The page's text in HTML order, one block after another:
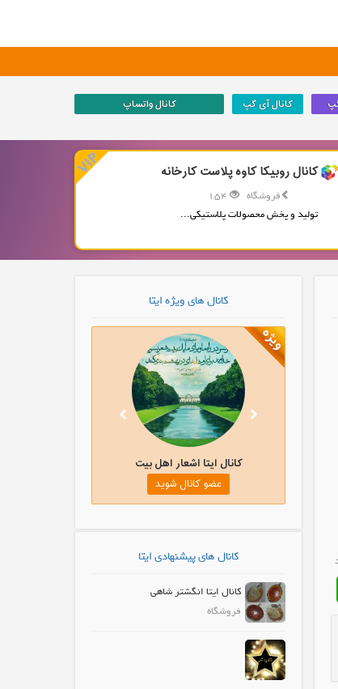
کانال آی گپ کانال واتساپ
کانال روبیکا کاوه پلاست کارخانه
فروشگاه
154
تولید و پخش محصولات پلاستیکی...
کانال های ویژه ایتا
کانال ایتا اشعار اهل بیت
عضو کانال شوید
کانال های پیشنهادی ایتا
کانال ایتا انگشتر شاهی
فروشگاه